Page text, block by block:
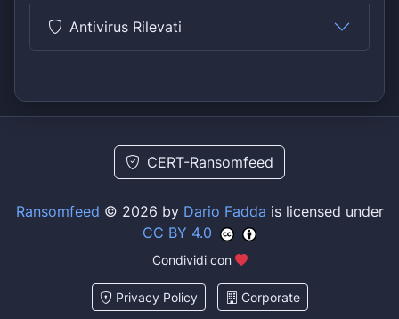
Antivirus Rilevati
CERT-Ransomfeed
Ransomfeed © 2026 by Dario Fadda is licensed under
CC BY 4.0
Condividi con
Privacy Policy Corporate